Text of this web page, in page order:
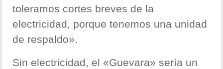
toleramos cortes breves de la
electricidad, porque tenemos una unidad
de respaldo».
Sin electricidad, el «Guevara» sería un